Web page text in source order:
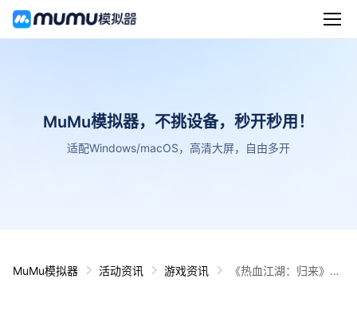
MuMu模拟器，不挑设备，秒开秒用！
适配Windows/macOS，高清大屏，自由多开
MuMu模拟器 活动资讯 游戏资讯
《热血江湖：归来》新